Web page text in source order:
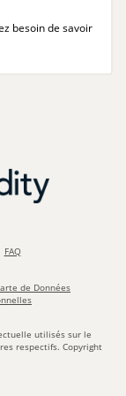
besoin de savoir
FAQ
de Données
utilisés sur le
respectifs. Copyright